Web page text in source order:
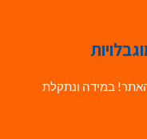
במידה ונתקלת